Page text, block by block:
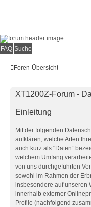
Alles rund um die Yamaha
FAQ Suche
Foren-Übersicht
XT1200Z-Forum -
Einleitung
Mit der folgenden
aufklären, welche Arten
auch kurz als "Daten“
welchem Umfang
von uns durchgeführten
sowohl im Rahmen der
insbesondere auf unseren
innerhalb externer
Profile (nachfolgend